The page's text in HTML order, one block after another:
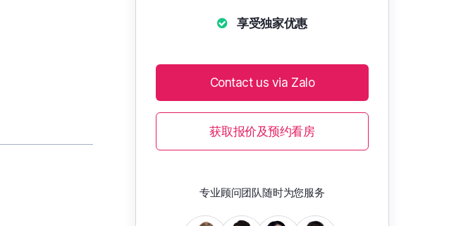
享受独家优惠
Contact us via Zalo
获取报价及预约看房
专业顾问团队随时为您服务